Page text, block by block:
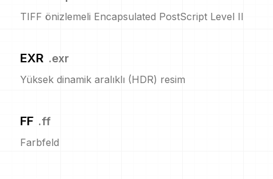
TIFF önizlemeli Encapsulated PostScript Level II
EXR .exr
Yüksek dinamik aralıklı (HDR) resim
FF .ff
Farbfeld